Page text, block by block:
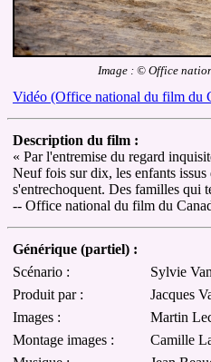
Image : © Office
Vidéo (Office national du film du
Description du film :
« Par l'entremise du regard
Neuf fois sur dix, les enfants
s'entrechoquent. Des familles qui
-- Office national du film du
Générique (partiel) :
Scénario :
Sylvie
Produit par :
Jacques
Images :
Martin
Montage images :
Camille